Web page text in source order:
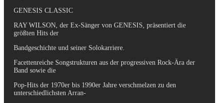
GENESIS CLASSIC
RAY WILSON, der Ex-Sänger von GENESIS, präsentiert die
größten Hits der
Bandgeschichte und seiner Solokarriere.
Facettenreiche Songstrukturen aus der progressiven Rock-Ära der
Band sowie die
Pop-Hits der 1970er bis 1990er Jahre verschmelzen zu den
unterschiedlichsten Arran-